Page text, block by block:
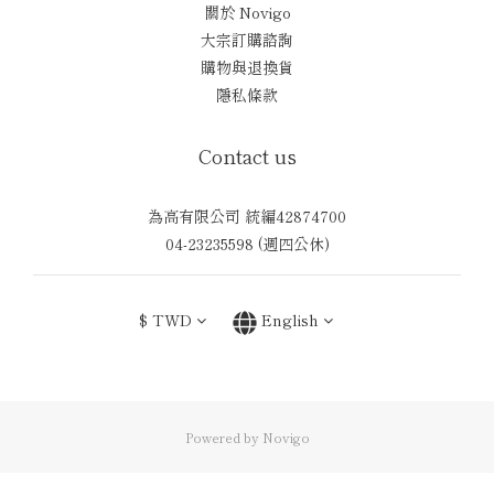
關於 Novigo
大宗訂購諮詢
購物與退換貨
隱私條款
Contact us
為高有限公司 統編42874700
04-23235598 (週四公休)
$ TWD English
Powered by Novigo